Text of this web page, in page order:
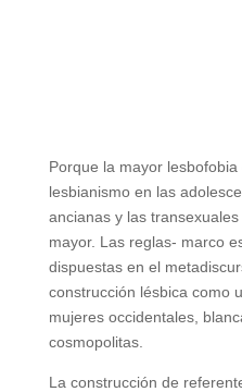
Porque la mayor
lesbianismo en las
ancianas y las
mayor. Las reglas- marco
dispuestas en el
construcción lésbica como
mujeres occidentales,
cosmopolitas.
La construcción de